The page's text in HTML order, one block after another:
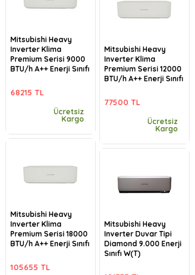
Mitsubishi Heavy
Inverter Klima
Premium Serisi 9000
BTU/h A++ Enerji Sınıfı
68215 TL
Ücretsiz
Kargo
Mitsubishi Heavy
Inverter Klima
Premium Serisi 18000
BTU/h A++ Enerji Sınıfı
105655 TL
Mitsubishi Heavy
Inverter Klima
Premium Serisi 12000
BTU/h A++ Enerji Sınıfı
77500 TL
Ücretsiz
Kargo
Mitsubishi Heavy
Inverter Duvar Tipi
Diamond 9.000 Enerji
Sınıfı W(T)